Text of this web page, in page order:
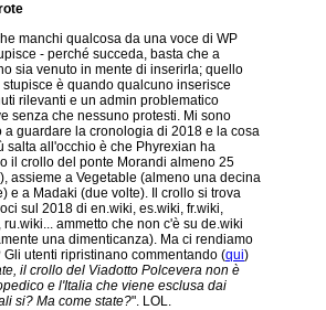
manchi qualcosa da una voce di WP
- perché succeda, basta che a
sia venuto in mente di inserirla; quello
stupisce è quando qualcuno inserisce
rilevanti e un admin problematico
senza che nessuno protesti. Mi sono
a guardare la cronologia di 2018 e la cosa
salta all'occhio è che Phyrexian ha
il crollo del ponte Morandi almeno 25
assieme a Vegetable (almeno una decina
e a Madaki (due volte). Il crollo si trova
sul 2018 di en.wiki, es.wiki, fr.wiki,
ru.wiki... ammetto che non c'è su de.wiki
una dimenticanza). Ma ci rendiamo
Gli utenti ripristinano commentando (qui)
il crollo del Viadotto Polcevera non è
e l'Italia che viene esclusa dai
si? Ma come state?". LOL.